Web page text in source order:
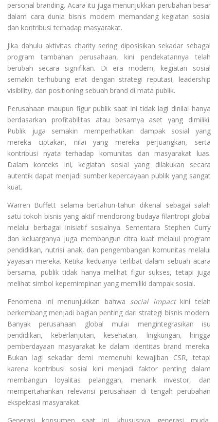
personal branding. Acara itu juga menunjukkan perubahan besar
dalam cara dunia bisnis modern memandang kegiatan sosial
dan kontribusi terhadap masyarakat.
Jika dahulu aktivitas charity sering diposisikan sekadar sebagai
program tambahan perusahaan, kini pendekatannya telah
berubah secara signifikan. Di era modern, kegiatan sosial
semakin terhubung erat dengan strategi reputasi, leadership
visibility, dan positioning sebuah brand di mata publik.
Perusahaan maupun figur publik saat ini tidak lagi dinilai hanya
berdasarkan profitabilitas atau besarnya aset yang dimiliki.
Publik juga semakin memperhatikan dampak sosial yang
mereka ciptakan, nilai yang mereka perjuangkan, serta
kontribusi nyata terhadap komunitas dan masyarakat luas.
Dalam konteks ini, kegiatan sosial yang dilakukan secara
autentik dapat menjadi sumber kepercayaan publik yang sangat
kuat.
Warren Buffett selama bertahun-tahun dikenal sebagai salah
satu tokoh bisnis yang aktif mendorong budaya filantropi global
melalui berbagai inisiatif sosialnya. Sementara Stephen Curry
dan keluarganya juga membangun citra kuat melalui program
pendidikan, nutrisi anak, dan pengembangan komunitas melalui
yayasan mereka. Ketika keduanya terlibat dalam sebuah acara
bersama, publik tidak hanya melihat figur sukses, tetapi juga
melihat simbol kepemimpinan yang memiliki dampak sosial.
Fenomena ini menunjukkan bahwa social impactkini telah
berkembang menjadi bagian penting dari strategi bisnis modern.
Banyak perusahaan global mulai mengintegrasikan isu
pendidikan, keberlanjutan, kesehatan, lingkungan, hingga
pemberdayaan masyarakat ke dalam identitas brand mereka.
Bukan lagi sekadar demi memenuhi kewajiban CSR, tetapi
karena kontribusi sosial kini menjadi faktor penting dalam
membangun loyalitas pelanggan, menarik investor, dan
mempertahankan relevansi perusahaan di tengah perubahan
ekspektasi masyarakat.